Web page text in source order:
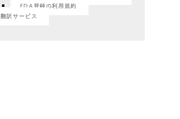
FDA登録の利用規約
翻訳サービス